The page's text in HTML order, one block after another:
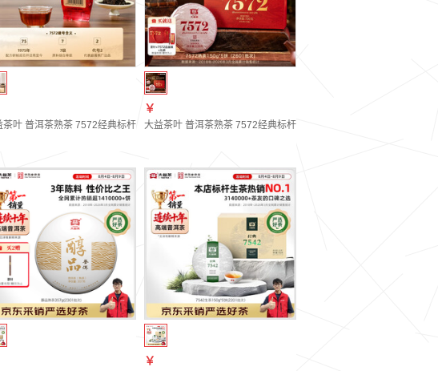
口粮性价比标杆茶 【10年陈】单饼150g（1601批次）
茶叶 普洱茶熟茶 7572经典标杆茶 茶叶自饮 口粮熟茶 品鉴装7g（2601批次）
￥
大益茶叶 普洱茶熟茶 7572经典标杆茶 茶叶自饮 口粮熟茶 整盒装
￥